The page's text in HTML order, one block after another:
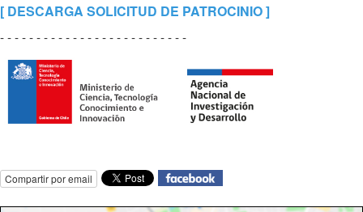
[ DESCARGA SOLICITUD DE PATROCINIO ]
- - - - - - - - - - - - - - - - - - - - - - - - - -
Compartir por email